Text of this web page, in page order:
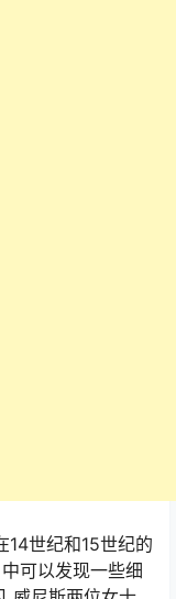
14世纪和15世纪的
可以发现一些细